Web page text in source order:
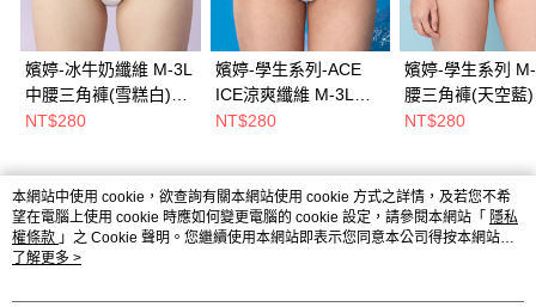
嬪婷-冰牛奶纖維 M-3L
中腰三角褲(雪糕白)
BS3146IW
NT$280
嬪婷-學生系列-ACE
ICE涼爽纖維 M-3L中
腰三角褲(雲霧灰)
NT$280
嬪婷-學生系列
腰三角褲(天空藍)
BS3102D3
NT$280
熱門標籤